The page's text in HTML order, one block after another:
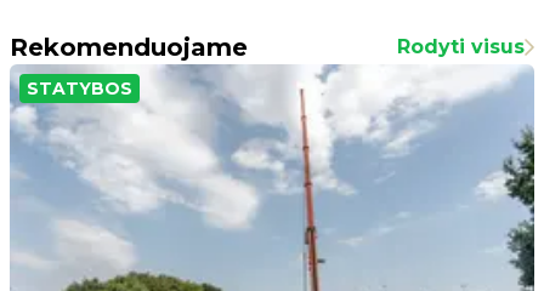
Rekomenduojame Rodyti visus
STATYBOS